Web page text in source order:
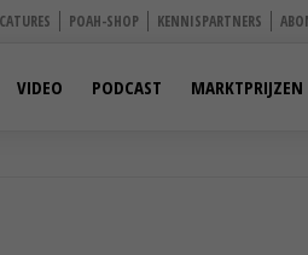
POAH-SHOP KENNISPARTNERS
VIDEO PODCAST MARKTPRIJZEN